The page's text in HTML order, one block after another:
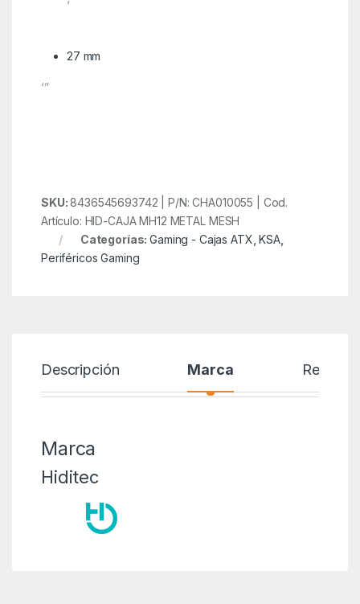
‘
27 mm
‘”
SKU:8436545693742 | P/N: CHA010055 | Cod.
Artículo: HID-CAJA MH12 METAL MESH
Categorías:Gaming - Cajas ATX, KSA,
Periféricos Gaming
Descripción Marca Reseñas
Marca
Hiditec